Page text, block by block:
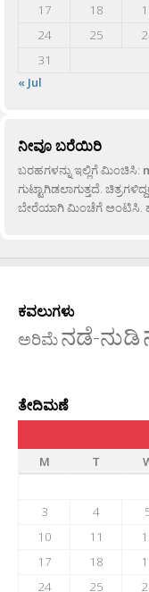
17
18
24
25
31
« Jul
ನೀವೂ ಬರೆಯಿರಿ
ಬರಹಗಳನ್ನು ಇಲ್ಲಿಗೆ ಮಿಂಚಿಸಿ:
ಗುಟ್ಟಾಗಿಡಲಾಗುತ್ತದೆ.
ಬೇರೆಯಾಗಿ ಮಿಂಚೆಗೆ ಅಂಟಿಸಿ.
ಕವಲುಗಳು
ಅರಿಮೆನಡೆ-ನುಡಿ
ತೇದಿಮಣೆ
M
T
3
4
10
11
17
18
24
25